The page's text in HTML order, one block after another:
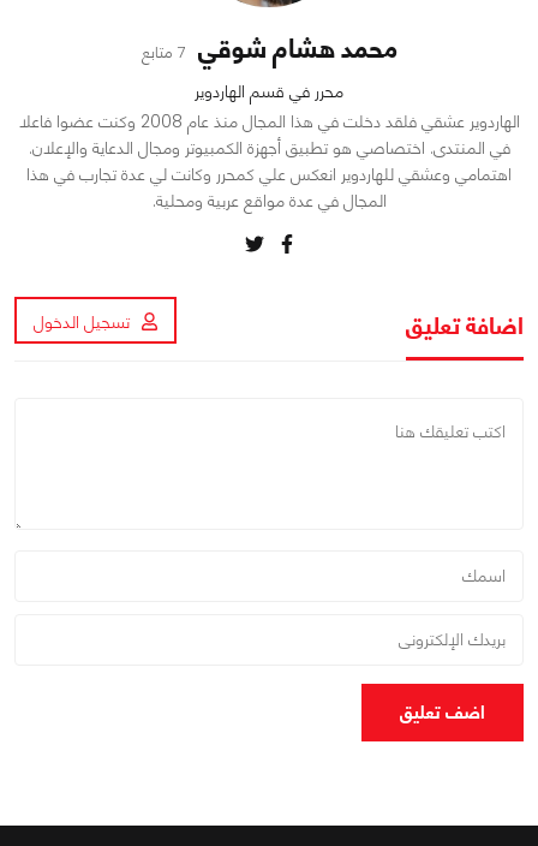
محمد هشام شوقي 7 متابع
محرر في قسم الهاردوير
الهاردوير عشقي فلقد دخلت في هذا المجال منذ عام 2008 وكنت عضوا فاعلا
في المنتدى. اختصاصي هو تطبيق أجهزة الكمبيوتر ومجال الدعاية والإعلان.
اهتمامي وعشقي للهاردوير انعكس علي كمحرر وكانت لي عدة تجارب في هذا
المجال في عدة مواقع عربية ومحلية.
اضافة تعليق تسجيل الدخول
اضف تعليق